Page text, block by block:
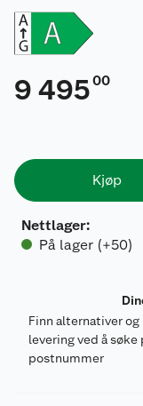
9 49500
Kjøp
Nettlager:
På lager (+50)
Finn alternativer og
levering ved å søke
postnummer